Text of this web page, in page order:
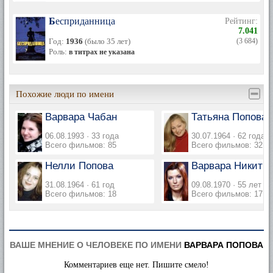
Бесприданница
Год: 1936 (было 35 лет)
Роль: в титрах не указана
Рейтинг:
7.041
(3 684)
Похожие люди по имени
Варвара Чабан
06.08.1993 · 33 года
Всего фильмов: 85
Татьяна Попова
30.07.1964 · 62 года
Всего фильмов: 32
Нелли Попова
31.08.1964 · 61 год
Всего фильмов: 18
Варвара
09.08.1970 · 55 лет
Всего фильмов: 17
ВАШЕ МНЕНИЕ О ЧЕЛОВЕКЕ ПО ИМЕНИ ВАРВАРА ПОПОВА
Комментариев еще нет. Пишите смело!